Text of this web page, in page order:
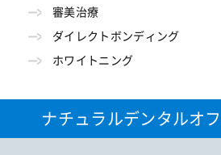
審美治療
ダイレクトボンディング
ホワイトニング
ナチュラルデンタルオ